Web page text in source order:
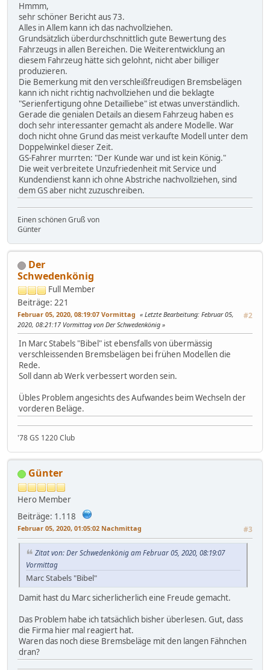
Hmmm,
sehr schöner Bericht aus 73.
Alles in Allem kann ich das nachvollziehen.
Grundsätzlich überdurchschnittlich gute Bewertung des
Fahrzeugs in allen Bereichen. Die Weiterentwicklung an
diesem Fahrzeug hätte sich gelohnt, nicht aber billiger
produzieren.
Die Bemerkung mit den verschleißfreudigen Bremsbelägen
kann ich nicht richtig nachvollziehen und die beklagte
"Serienfertigung ohne Detailliebe" ist etwas unverständlich.
Gerade die genialen Details an diesem Fahrzeug haben es
doch sehr interessanter gemacht als andere Modelle. War
doch nicht ohne Grund das meist verkaufte Modell unter dem
Doppelwinkel dieser Zeit.
GS-Fahrer murrten: "Der Kunde war und ist kein König."
Die weit verbreitete Unzufriedenheit mit Service und
Kundendienst kann ich ohne Abstriche nachvollziehen, sind
dem GS aber nicht zuzuschreiben.
Einen schönen Gruß von
Günter
Der
Schwedenkönig
Full Member
Beiträge: 221
Februar 05, 2020, 08:19:07 Vormittag #2
Letzte Bearbeitung: Februar 05,
2020, 08:21:17 Vormittag von Der Schwedenkönig
In Marc Stabels "Bibel" ist ebensfalls von übermässig
verschleissenden Bremsbelägen bei frühen Modellen die
Rede.
Soll dann ab Werk verbessert worden sein.
Übles Problem angesichts des Aufwandes beim Wechseln der
vorderen Beläge.
'78 GS 1220 Club
Günter
Hero Member
Beiträge: 1.118
Februar 05, 2020, 01:05:02 Nachmittag #3
Zitat von: Der Schwedenkönig am Februar 05, 2020, 08:19:07
Vormittag
Marc Stabels "Bibel"
Damit hast du Marc sicherlicherlich eine Freude gemacht.
Das Problem habe ich tatsächlich bisher überlesen. Gut, dass
die Firma hier mal reagiert hat.
Waren das noch diese Bremsbeläge mit den langen Fähnchen
dran?